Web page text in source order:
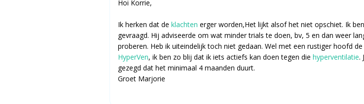
Hoi Korrie,
Ik herken dat de klachten erger worden,Het lijkt alsof het niet opschiet. Ik
gevraagd. Hij adviseerde om wat minder trials te doen, bv, 5 en dan weer
proberen. Heb ik uiteindelijk toch niet gedaan. Wel met een rustiger hoofd
HyperVen, ik ben zo blij dat ik iets actiefs kan doen tegen die hyperventilatie.
gezegd dat het minimaal 4 maanden duurt.
Groet Marjorie